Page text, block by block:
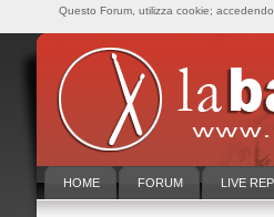
HOME FORUM LIVE
Questo Forum, utilizza cookie;